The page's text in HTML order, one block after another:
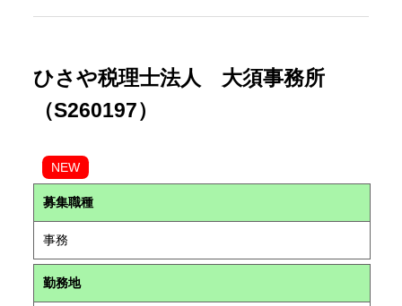
ひさや税理士法人 大須事務所
（S260197）
NEW
募集職種
事務
勤務地